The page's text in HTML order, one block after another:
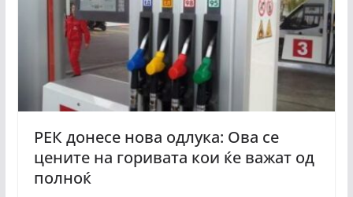
РЕК донесе нова одлука: Ова се
цените на горивата кои ќе важат од
полноќ